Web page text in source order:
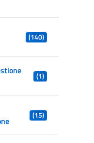
(140)
(1)
(15)